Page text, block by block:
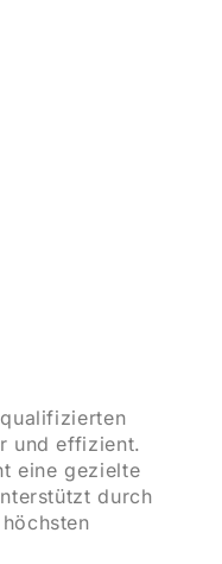
und effizient.
eine gezielte
durch